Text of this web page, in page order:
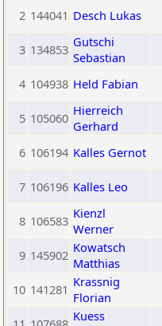
2 144041 Desch Lukas
3 134853 Gutschi
Sebastian
4 104938 Held Fabian
5 105060 Hierreich
Gerhard
6 106194 Kalles Gernot
7 106196 Kalles Leo
8 106583 Kienzl
Werner
9 145902 Kowatsch
Matthias
10 141281 Krassnig
Florian
Kuess